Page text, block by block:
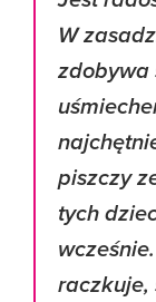
W
zdobywa
piszczy
tych
raczkuje,